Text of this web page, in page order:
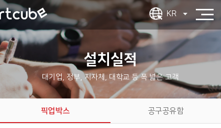
KR
설치실적
대기업, 정부, 지자체, 대학교 등 폭 넓은 고객
픽업박스 공구공유함